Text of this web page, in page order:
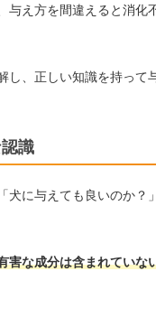
与え方を間違えると消化
、正しい知識を持って
識
犬に与えても良いのか？
害な成分は含まれていな